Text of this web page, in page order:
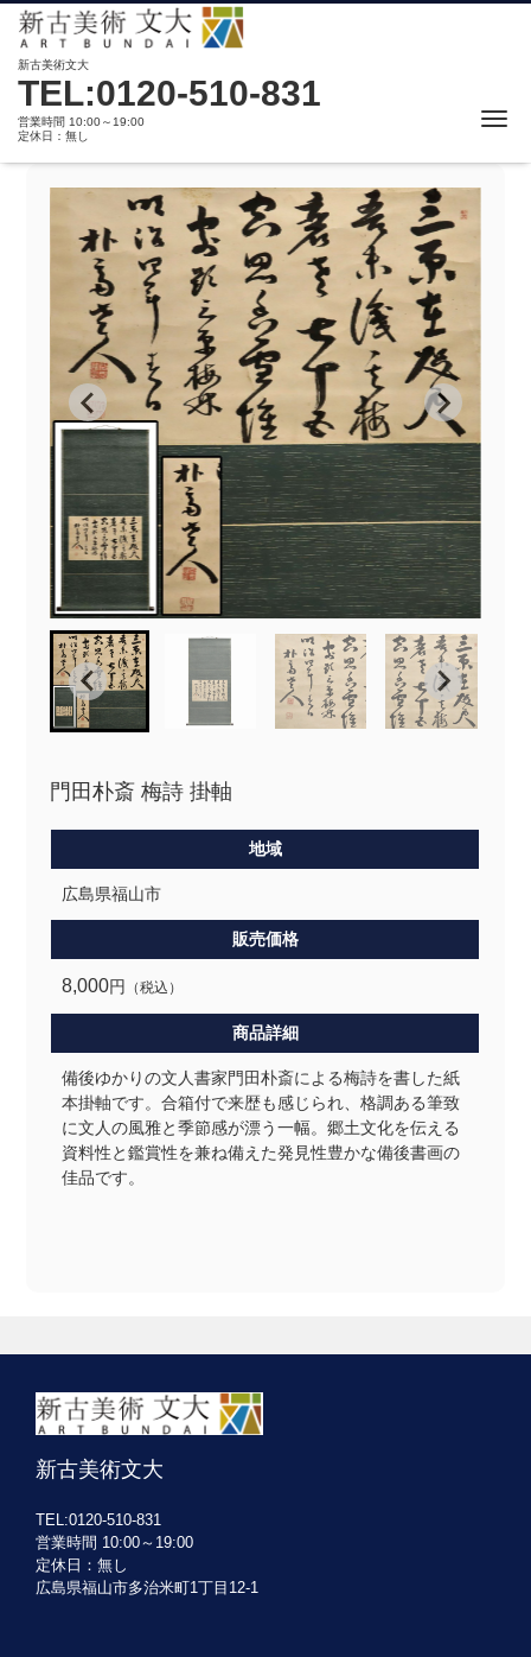
新古美術文大
TEL:0120-510-831
営業時間 10:00～19:00
定休日：無し
門田朴斎 梅詩 掛軸
地域
広島県福山市
販売価格
8,000円 （税込）
商品詳細
備後ゆかりの文人書家門田朴斎による梅詩を書した紙
本掛軸です。合箱付で来歴も感じられ、格調ある筆致
に文人の風雅と季節感が漂う一幅。郷土文化を伝える
資料性と鑑賞性を兼ね備えた発見性豊かな備後書画の
佳品です。
新古美術文大
TEL:0120-510-831
営業時間 10:00～19:00
定休日：無し
広島県福山市多治米町1丁目12-1